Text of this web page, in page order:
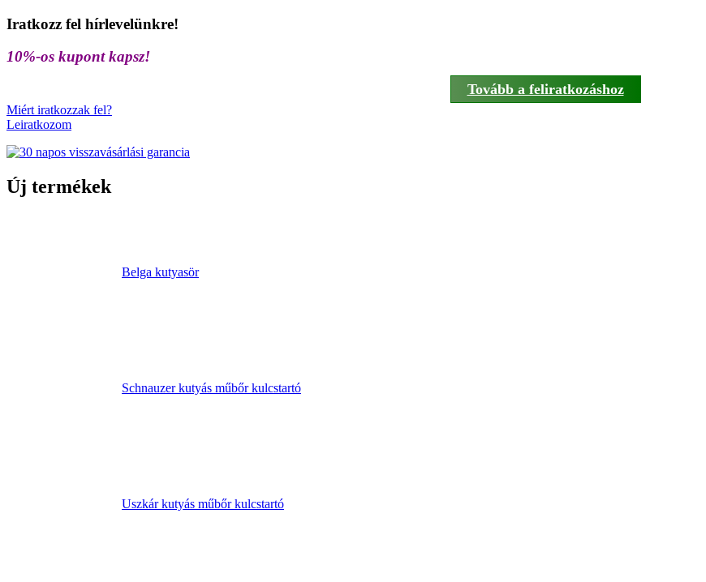
Iratkozz fel hírlevelünkre!
10%-os kupont kapsz!
Tovább a feliratkozáshoz
Miért iratkozzak fel?
Leiratkozom
Új termékek
Belga kutyasör
Schnauzer kutyás műbőr kulcstartó
Uszkár kutyás műbőr kulcstartó